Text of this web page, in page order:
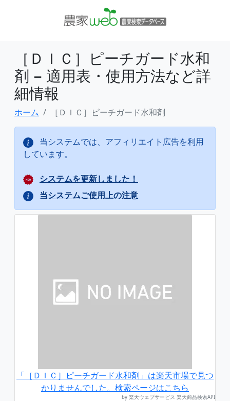
［ＤＩＣ］ピーチガード水和
剤 − 適用表・使用方法など詳
細情報
ホーム ［ＤＩＣ］ピーチガード水和剤
当システムでは、アフィリエイト広告を利用
しています。
システムを更新しました！
当システムご使用上の注意
「［ＤＩＣ］ピーチガード水和剤」は楽天市場で見つ
かりませんでした。検索ページはこちら
by 楽天ウェブサービス 楽天商品検索API